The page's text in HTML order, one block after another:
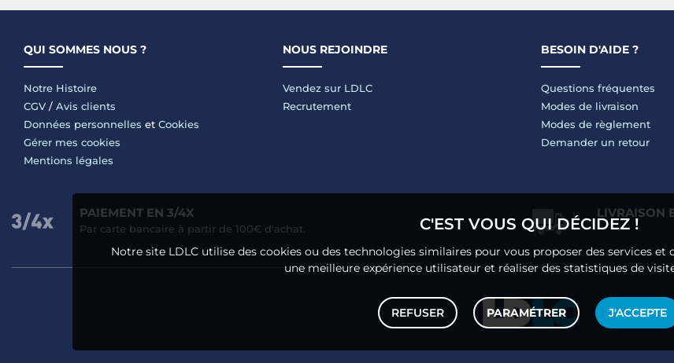
QUI SOMMES NOUS ?
Notre Histoire
CGV / Avis clients
Données personnelles et Cookies
Gérer mes cookies
Mentions légales
NOUS REJOINDRE
Vendez sur LDLC
Recrutement
BESOIN D'AIDE ?
Questions fréquentes
Modes de livraison
Modes de règlement
Demander un retour
PAIEMENT EN 3/4X
Par carte bancaire à partir de 100€ d'achat.
LIVRAISON
C'EST VOUS QUI DÉCIDEZ !
Notre site LDLC utilise des cookies ou des technologies similaires pour vous proposer des services et
une meilleure expérience utilisateur et réaliser des statistiques de
REFUSER PARAMÉTRER J'ACCEPTE